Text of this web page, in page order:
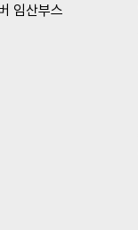
딩스판 10
의